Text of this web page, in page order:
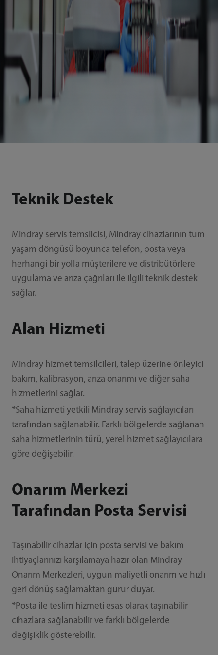
Teknik Destek
Mindray servis temsilcisi, Mindray cihazlarının tüm
yaşam döngüsü boyunca telefon, posta veya
herhangi bir yolla müşterilere ve distribütörlere
uygulama ve arıza çağrıları ile ilgili teknik destek
sağlar.
Alan Hizmeti
Mindray hizmet temsilcileri, talep üzerine önleyici
bakım, kalibrasyon, arıza onarımı ve diğer saha
hizmetlerini sağlar.
*Saha hizmeti yetkili Mindray servis sağlayıcıları
tarafından sağlanabilir. Farklı bölgelerde sağlanan
saha hizmetlerinin türü, yerel hizmet sağlayıcılara
göre değişebilir.
Onarım Merkezi
Tarafından Posta Servisi
Taşınabilir cihazlar için posta servisi ve bakım
ihtiyaçlarınızı karşılamaya hazır olan Mindray
Onarım Merkezleri, uygun maliyetli onarım ve hızlı
geri dönüş sağlamaktan gurur duyar.
*Posta ile teslim hizmeti esas olarak taşınabilir
cihazlara sağlanabilir ve farklı bölgelerde
değişiklik gösterebilir.